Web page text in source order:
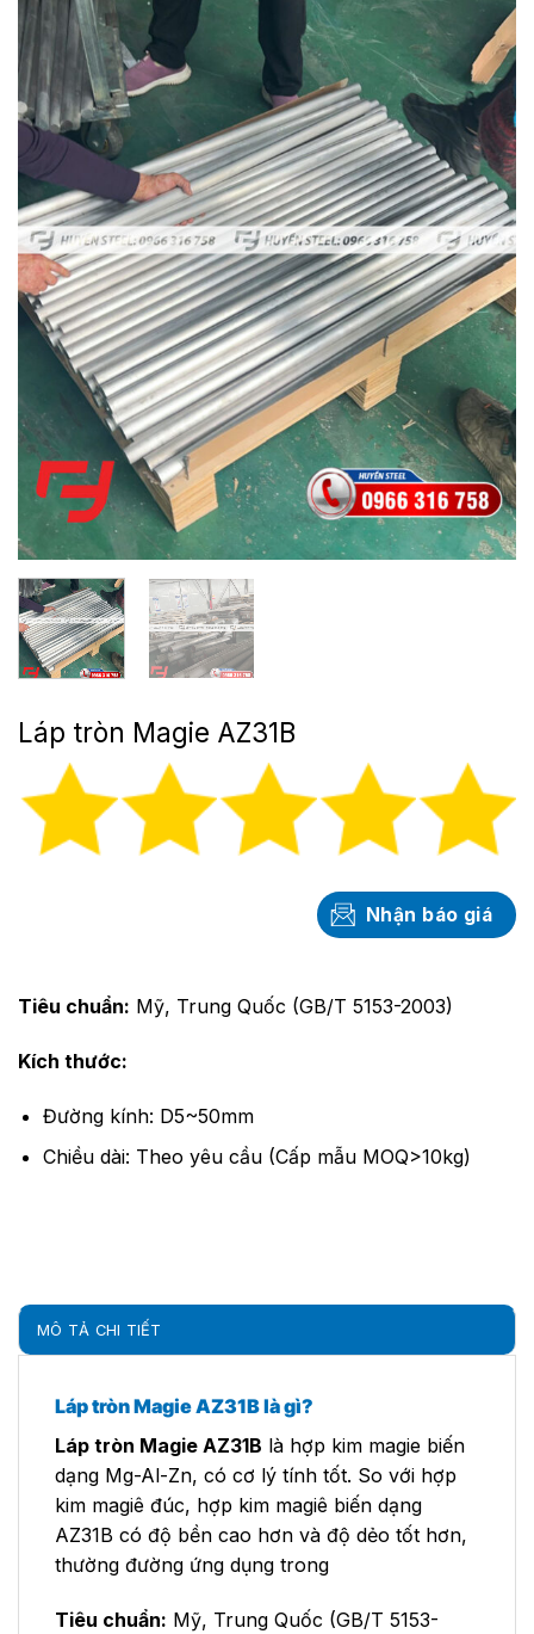
Láp tròn Magie AZ31B
Nhận báo giá
Tiêu chuẩn: Mỹ, Trung Quốc (GB/T 5153-2003)
Kích thước:
Đường kính: D5~50mm
Chiều dài: Theo yêu cầu (Cấp mẫu MOQ>10kg)
MÔ TẢ CHI TIẾT
Láp tròn Magie AZ31B là gì?
Láp tròn Magie AZ31B là hợp kim magie biến
dạng Mg-Al-Zn, có cơ lý tính tốt. So với hợp
kim magiê đúc, hợp kim magiê biến dạng
AZ31B có độ bền cao hơn và độ dẻo tốt hơn,
thường đường ứng dụng trong
Tiêu chuẩn: Mỹ, Trung Quốc (GB/T 5153-